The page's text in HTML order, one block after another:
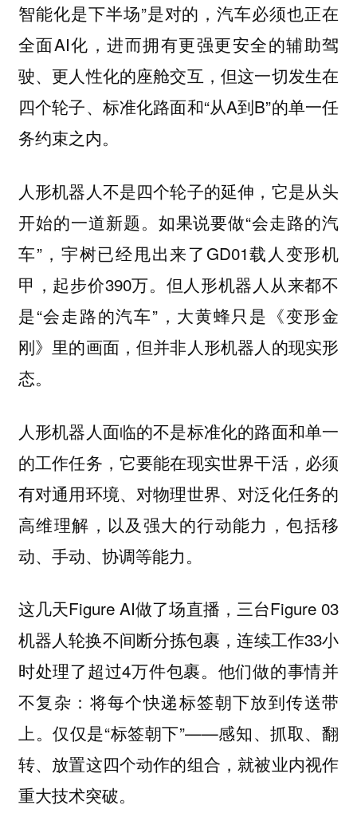
智能化是下半场”是对的，汽车必须也正在
全面AI化，进而拥有更强更安全的辅助驾
驶、更人性化的座舱交互，但这一切发生在
四个轮子、标准化路面和“从A到B”的单一任
务约束之内。
人形机器人不是四个轮子的延伸，它是从头
开始的一道新题。如果说要做“会走路的汽
车”，宇树已经甩出来了GD01载人变形机
甲，起步价390万。但人形机器人从来都不
是“会走路的汽车”，大黄蜂只是《变形金
刚》里的画面，但并非人形机器人的现实形
态。
人形机器人面临的不是标准化的路面和单一
的工作任务，它要能在现实世界干活，必须
有对通用环境、对物理世界、对泛化任务的
高维理解，以及强大的行动能力，包括移
动、手动、协调等能力。
这几天Figure AI做了场直播，三台Figure 03
机器人轮换不间断分拣包裹，连续工作33小
时处理了超过4万件包裹。他们做的事情并
不复杂：将每个快递标签朝下放到传送带
上。仅仅是“标签朝下”——感知、抓取、翻
转、放置这四个动作的组合，就被业内视作
重大技术突破。